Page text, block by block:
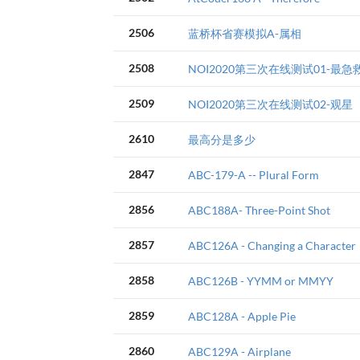
2506 蓝桥杯省赛模拟A-属相
2508 NOI2020第三次在线测试01-最急
2509 NOI2020第三次在线测试02-观星
2610 最高分是多少
2847 ABC-179-A -- Plural Form
2856 ABC188A- Three-Point Shot
2857 ABC126A - Changing a Character
2858 ABC126B - YYMM or MMYY
2859 ABC128A - Apple Pie
2860 ABC129A - Airplane